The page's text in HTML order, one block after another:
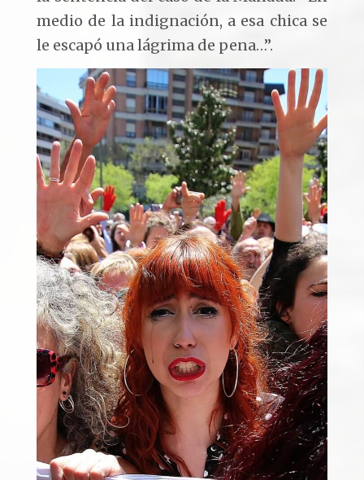
medio de la indignación, a esa chica se
le escapó una lágrima de pena…”.